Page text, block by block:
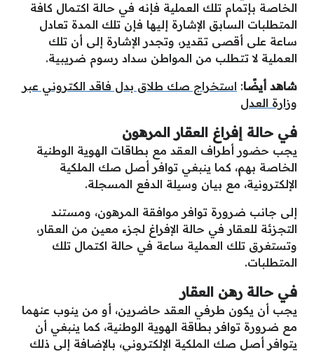
الخاصة بإتمام تلك العملية فإنه في حالة اكتمال كافة
المتطلبات السابق الإشارة إليها فإن تلك المدة تعادل
ساعة على أقصى تقدير، وتجدر الإشارة إلى أن تلك
العملية لا تتطلب من المواطن سداد رسوم ضريبية.
شاهد أيضًا: استخراج صك طلاق بدل فاقد الكتروني عبر
وزارة العدل
في حالة إفراغ العقار المرهون
يجب حضور أطراف العقد مع بطاقات الهوية الوطنية
الخاصة بهم، كما ينبغي توافر أصل صك الملكية
الإلكترونية، مع بيان وسيلة الدفع المسجلة.
إلى جانب ضرورة توافر موافقة المرهون، ومستند
التجزئة للعقار في حالة الإفراغ لجزء معين من العقار،
وتستغرق تلك العملية ساعة في حالة اكتمال تلك
المتطلبات.
في حالة رهن العقار
يجب أن يكون طرفي العقد حاضرين، أو من ينوب عنهما
مع ضرورة توافر بطاقة الهوية الوطنية، كما ينبغي أن
يتوافر أصل صك الملكية الإلكتروني، بالإضافة إلى ذلك